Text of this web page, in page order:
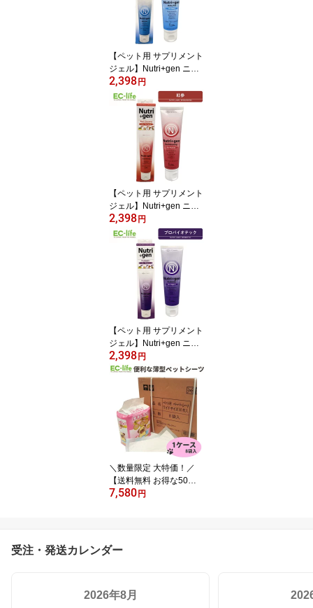
お出かけ 散歩 体 足 日用
品 ペット用品 清潔 携帯
からだふき
【ペット用 サプリメント
ジェル】Nutri+gen ニュ
ートリプラスジェン （ベ
ビーペット）120g 幼犬
仔犬用 発育 成長 マルチ
ビタミン 栄養補助 ご飯
エサ おやつ
2,398円
【ペット用 サプリメント
ジェル】Nutri+gen ニュ
ートリプラスジェン（紅
参） 120g 幼犬 仔犬 子犬
老犬 幼描 子猫 仔猫 老猫
シニア 運動後の栄養補給
栄養補助 ご飯 エサ おや
2,398円
【ペット用 サプリメント
ジェル】Nutri+gen ニュ
ートリプラスジェン （プ
ロバイオティック） 120
g 犬用 猫用 腸内環境 乳
酸菌 善玉菌 栄養補助 ご
飯 エサ おやつ
2,398円
＼数量限定 大特価！／
【送料無料 お得な50枚 ×
8セット】【薄型 ワイド
取替えに便利 しっかり吸
水 おしっこ 室内 犬 猫 ト
7,580円
受注・発送カレンダー
2026年8月